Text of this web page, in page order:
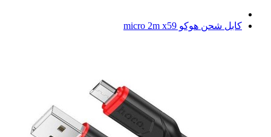
كابل شحن هوكو micro 2m x59